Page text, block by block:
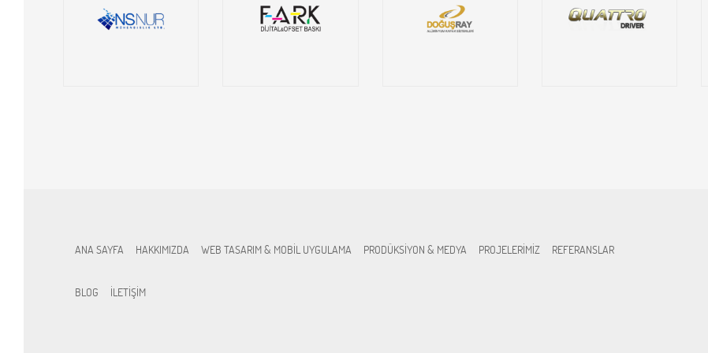
ANA SAYFA HAKKIMIZDA WEB TASARIM & MOBİL UYGULAMA PRODÜKSİYON & MEDYA PROJELERİMİZ REFERANSLAR
BLOG İLETİŞİM